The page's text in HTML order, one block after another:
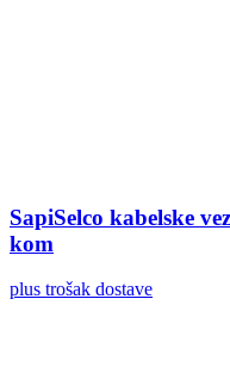
SapiSelco kabelske
kom
plus trošak dostave